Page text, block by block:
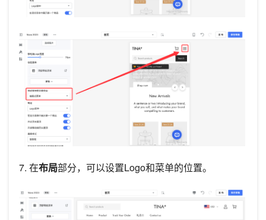
7. 在布局部分，可以设置Logo和菜单的位置。